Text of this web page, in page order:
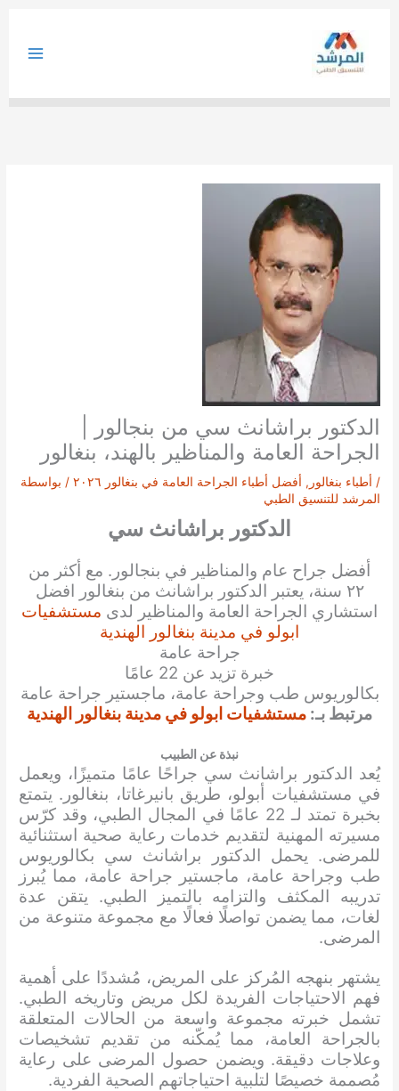
الدكتور براشانث سي من بنجالور |
الجراحة العامة والمناظير بالهند، بنغالور
/ أطباء بنغالور , أفضل أطباء الجراحة العامة في بنغالور ٢٠٢٦
/ بواسطة
المرشد للتنسيق الطبي
الدكتور براشانث سي
أفضل جراح عام والمناظير في بنجالور. مع أكثر من
٢٢ سنة، يعتبر الدكتور براشانث من بنغالور افضل
استشاري الجراحة العامة والمناظير لدى مستشفيات
ابولو في مدينة بنغالور الهندية
جراحة عامة
خبرة تزيد عن 22 عامًا
بكالوريوس طب وجراحة عامة، ماجستير جراحة عامة
مرتبط بـ: مستشفيات ابولو في مدينة بنغالور الهندية
نبذة عن الطبيب
يُعد الدكتور براشانث سي جراحًا عامًا متميزًا، ويعمل
في مستشفيات أبولو، طريق بانيرغاتا، بنغالور. يتمتع
بخبرة تمتد لـ 22 عامًا في المجال الطبي، وقد كرّس
مسيرته المهنية لتقديم خدمات رعاية صحية استثنائية
للمرضى. يحمل الدكتور براشانث سي بكالوريوس
طب وجراحة عامة، ماجستير جراحة عامة، مما يُبرز
تدريبه المكثف والتزامه بالتميز الطبي. يتقن عدة
لغات، مما يضمن تواصلًا فعالًا مع مجموعة متنوعة من
المرضى.
يشتهر بنهجه المُركز على المريض، مُشددًا على أهمية
فهم الاحتياجات الفريدة لكل مريض وتاريخه الطبي.
تشمل خبرته مجموعة واسعة من الحالات المتعلقة
بالجراحة العامة، مما يُمكّنه من تقديم تشخيصات
وعلاجات دقيقة. ويضمن حصول المرضى على رعاية
مُصممة خصيصًا لتلبية احتياجاتهم الصحية الفردية.